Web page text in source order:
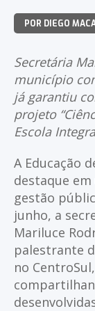
POR DIEGO
Secretária
município
já garantiu
projeto
Escola
A Educação
destaque
gestão
junho, a
Mariluce
palestrante
no